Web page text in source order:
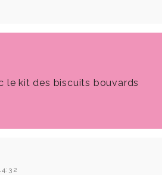
le kit des biscuits bouvards